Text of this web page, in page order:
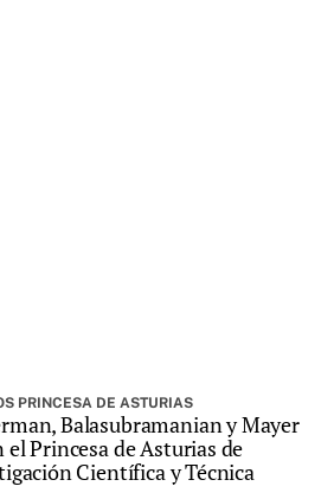
PRINCESA DE ASTURIAS
Balasubramanian y Mayer
el Princesa de Asturias de
Científica y Técnica